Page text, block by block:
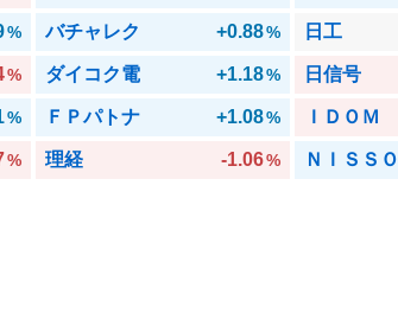
% バチャレク +0.88% 日工
% ダイコク電 +1.18% 日信号
% ＦＰパトナ +1.08% ＩＤＯＭ
% 理経 -1.06% ＮＩＳＳＯ